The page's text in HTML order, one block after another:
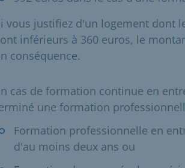
vous justifiez d'un logement dont
inférieurs à 360 euros, le
conséquence.
cas de formation continue en
une formation
Formation professionnelle en
d'au moins deux ans ou